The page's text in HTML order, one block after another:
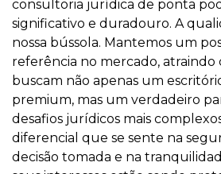
consultoria jurídica de ponta
significativo e duradouro. A
nossa bússola. Mantemos um
referência no mercado, atraindo
buscam não apenas um
premium, mas um verdadeiro
desafios jurídicos mais
diferencial que se sente na
decisão tomada e na